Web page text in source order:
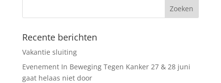
Recente berichten
Vakantie sluiting
Evenement In Beweging Tegen Kanker 27 & 28 juni
gaat helaas niet door